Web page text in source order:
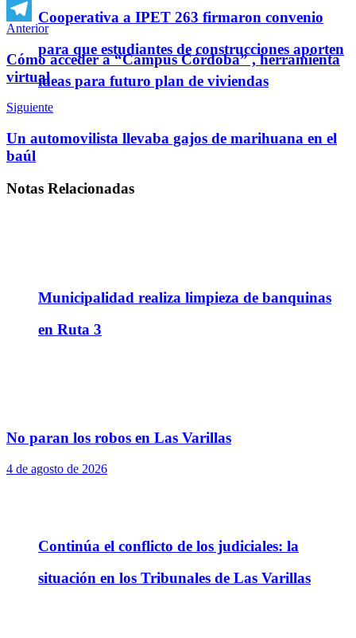
Cooperativa a IPET 263 firmaron convenio
para que estudiantes de construcciones aporten
ideas para futuro plan de viviendas
Municipalidad realiza limpieza de banquinas
en Ruta 3
Continúa el conflicto de los judiciales: la
situación en los Tribunales de Las Varillas
WhatsApp
Telegram
Anterior
Cómo acceder a “Campus Córdoba” , herramienta
virtual
Siguiente
Un automovilista llevaba gajos de marihuana en el
baúl
Notas Relacionadas
No paran los robos en Las Varillas
4 de agosto de 2026